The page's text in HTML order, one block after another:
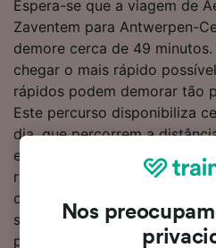
Espera-se que a viagem de
Zaventem para Antwerpen-
demore cerca de 49
chegar o mais rápido
rápidos podem demorar tão
Este percurso disponibiliza
dia, que percorrem a
estiver a bordo de um dos
relaxar, sendo que não
caminho de Antwerpen-
são os principais operadores
percurso, é por isso provável
Nos